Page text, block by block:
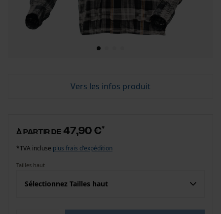
Vers les infos produit
à partir de 47,90 €*
*TVA incluse plus frais d'expédition
Tailles haut
Sélectionnez Tailles haut